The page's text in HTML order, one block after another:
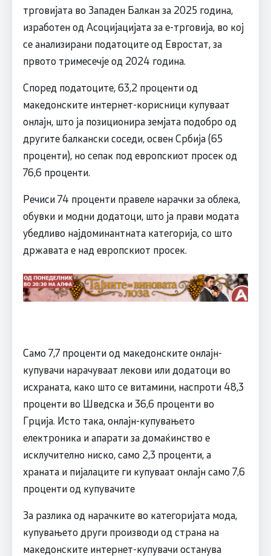
трговијата во Западен Балкан за 2025 година,
изработен од Асоцијацијата за е-трговија, во кој
се анализирани податоците од Евростат, за
првото тримесечје од 2024 година.
Според податоците, 63,2 проценти од
македонските интернет-корисници купуваат
онлајн, што ја позиционира земјата подобро од
другите балкански соседи, освен Србија (65
проценти), но сепак под европскиот просек од
76,6 проценти.
Речиси 74 проценти правеле нарачки за облека,
обувки и модни додатоци, што ја прави модата
убедливо најдоминантната категорија, со што
државата е над европскиот просек.
Само 7,7 проценти од македонските онлајн-
купувачи нарачуваат лекови или додатоци во
исхраната, како што се витамини, наспроти 48,3
проценти во Шведска и 36,6 проценти во
Грција. Исто така, онлајн-купувањето
електроника и апарати за домаќинство е
исклучително ниско, само 2,3 проценти, а
храната и пијалаците ги купуваат онлајн само 7,6
проценти од купувачите
За разлика од нарачките во категоријата мода,
купувањето други производи од страна на
македонските интернет-купувачи останува